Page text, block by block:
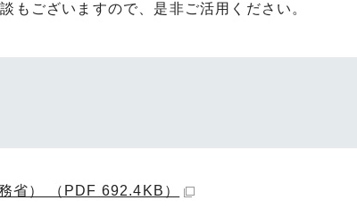
ございますので、是非ご活用ください。
省） （PDF 692.4KB）